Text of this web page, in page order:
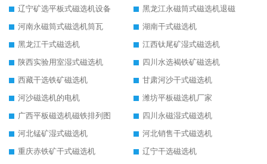
辽宁矿选平板式磁选机设备
黑龙江永磁筒式磁选机退磁
河南永磁筒式磁选机筒瓦
湖南干式磁选机
黑龙江干式磁选机
江西钛尾矿湿式磁选机
陕西实验用室湿式磁选机
四川水选褐铁矿磁选机
西藏干选铁矿磁选机
甘肃河沙干式磁选机
河沙磁选机的电机
潍坊平板磁选机厂家
广西平板磁选机磁铁排列图
四川永磁湿式磁选机
河北锰矿湿式磁选机
河北销售干式磁选机
重庆赤铁矿干式磁选机
辽宁干选磁选机